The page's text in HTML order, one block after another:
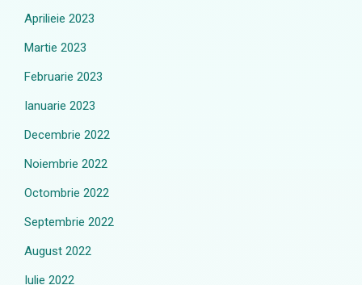
Aprilieie 2023
Martie 2023
Februarie 2023
Ianuarie 2023
Decembrie 2022
Noiembrie 2022
Octombrie 2022
Septembrie 2022
August 2022
Iulie 2022